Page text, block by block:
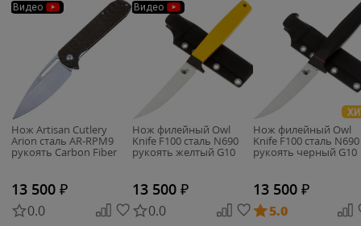
Видео
Нож Artisan Cutlery
Arion сталь AR-RPM9
рукоять Carbon Fiber
13 500 ₽
0.0
Видео
Нож филейный Owl
Knife F100 сталь N690
рукоять желтый G10
13 500 ₽
0.0
Нож филейный Owl
Knife F100 сталь N690
рукоять черный G10
13 500 ₽
5.0